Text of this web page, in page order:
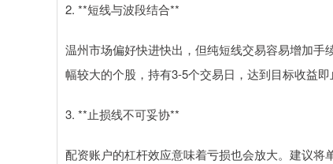
2. **短线与波段结合**
温州市场偏好快进快出，但纯短线交易容易增加手
幅较大的个股，持有3-5个交易日，达到目标收益
3. **止损线不可妥协**
配资账户的杠杆效应意味着亏损也会放大。建议